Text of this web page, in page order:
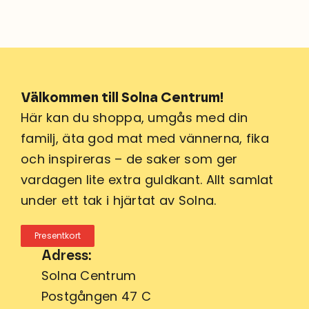
Välkommen till Solna Centrum!
Här kan du shoppa, umgås med din
familj, äta god mat med vännerna, fika
och inspireras – de saker som ger
vardagen lite extra guldkant. Allt samlat
under ett tak i hjärtat av Solna.
Presentkort
Adress:
Solna Centrum
Postgången 47 C